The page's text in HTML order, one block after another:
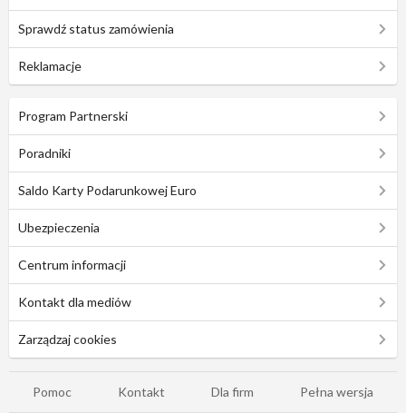
Sprawdź status zamówienia
Reklamacje
Program Partnerski
Poradniki
Saldo Karty Podarunkowej Euro
Ubezpieczenia
Centrum informacji
Kontakt dla mediów
Zarządzaj cookies
Pomoc Kontakt Dla firm Pełna wersja